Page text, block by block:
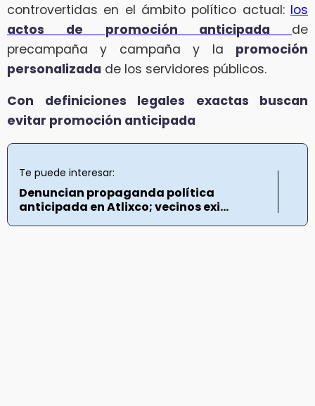
controvertidas en el ámbito político actual: los
actos de
promoción anticipada de
precampaña y campaña y la promoción
personalizada de los servidores públicos.
Con definiciones legales exactas buscan
evitar promoción anticipada
Te puede interesar:
Denuncian propaganda política
anticipada en Atlixco; vecinos exi...